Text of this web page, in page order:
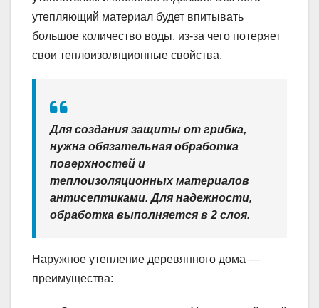
утепляющий материал будет впитывать
большое количество воды, из-за чего потеряет
свои теплоизоляционные свойства.
Для создания защиты от грибка,
нужна обязательная обработка
поверхностей и
теплоизоляционных материалов
антисептиками. Для надежности,
обработка выполняется в 2 слоя.
Наружное утепление деревянного дома —
преимущества: